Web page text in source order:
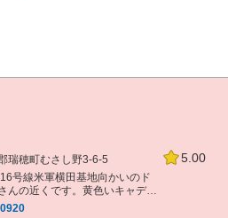
5.00
瑞穂町むさし野3-6-5
号線米軍横田基地向かいのド
んの近くです。黄色いキャデラ
る店舗。「むさし野南」信号